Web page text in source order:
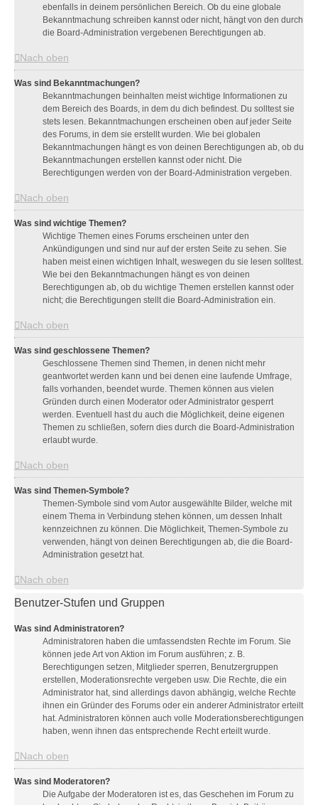
ebenfalls in deinem persönlichen Bereich. Ob du eine globale
Bekanntmachung schreiben kannst oder nicht, hängt von den durch
die Board-Administration vergebenen Berechtigungen ab.
Nach oben
Was sind Bekanntmachungen?
Bekanntmachungen beinhalten meist wichtige Informationen zu
dem Bereich des Boards, in dem du dich befindest. Du solltest sie
stets lesen. Bekanntmachungen erscheinen oben auf jeder Seite
des Forums, in dem sie erstellt wurden. Wie bei globalen
Bekanntmachungen hängt es von deinen Berechtigungen ab, ob du
Bekanntmachungen erstellen kannst oder nicht. Die
Berechtigungen werden von der Board-Administration vergeben.
Nach oben
Was sind wichtige Themen?
Wichtige Themen eines Forums erscheinen unter den
Ankündigungen und sind nur auf der ersten Seite zu sehen. Sie
haben meist einen wichtigen Inhalt, weswegen du sie lesen solltest.
Wie bei den Bekanntmachungen hängt es von deinen
Berechtigungen ab, ob du wichtige Themen erstellen kannst oder
nicht; die Berechtigungen stellt die Board-Administration ein.
Nach oben
Was sind geschlossene Themen?
Geschlossene Themen sind Themen, in denen nicht mehr
geantwortet werden kann und bei denen eine laufende Umfrage,
falls vorhanden, beendet wurde. Themen können aus vielen
Gründen durch einen Moderator oder Administrator gesperrt
werden. Eventuell hast du auch die Möglichkeit, deine eigenen
Themen zu schließen, sofern dies durch die Board-Administration
erlaubt wurde.
Nach oben
Was sind Themen-Symbole?
Themen-Symbole sind vom Autor ausgewählte Bilder, welche mit
einem Thema in Verbindung stehen können, um dessen Inhalt
kennzeichnen zu können. Die Möglichkeit, Themen-Symbole zu
verwenden, hängt von deinen Berechtigungen ab, die die Board-
Administration gesetzt hat.
Nach oben
Benutzer-Stufen und Gruppen
Was sind Administratoren?
Administratoren haben die umfassendsten Rechte im Forum. Sie
können jede Art von Aktion im Forum ausführen; z. B.
Berechtigungen setzen, Mitglieder sperren, Benutzergruppen
erstellen, Moderationsrechte vergeben usw. Die Rechte, die ein
Administrator hat, sind allerdings davon abhängig, welche Rechte
ihnen ein Gründer des Forums oder ein anderer Administrator erteilt
hat. Administratoren können auch volle Moderationsberechtigungen
haben, wenn ihnen das entsprechende Recht erteilt wurde.
Nach oben
Was sind Moderatoren?
Die Aufgabe der Moderatoren ist es, das Geschehen im Forum zu